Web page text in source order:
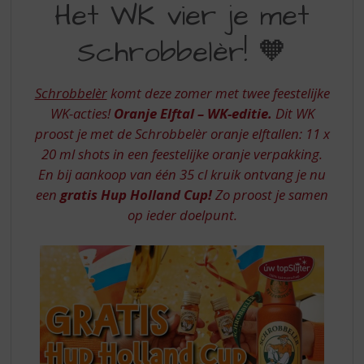
WK
MET
SCHROBBELER
Het WK vier je met
Schrobbelèr! 🧡
Schrobbelèrkomt deze zomer met twee feestelijke
WK-acties!Oranje Elftal – WK-editie. Dit WK
proost je met de Schrobbelèr oranje elftallen: 11 x
20 ml shots in een feestelijke oranje verpakking.
En bij aankoop van één 35 cl kruik ontvang je nu
een gratis Hup Holland Cup!Zo proost je samen
op ieder doelpunt.